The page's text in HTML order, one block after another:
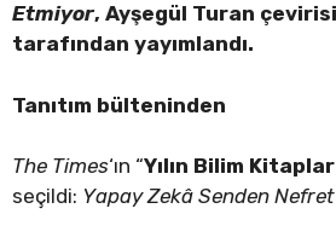
Etmiyor, Ayşegül Turan
tarafından yayımlandı.
Tanıtım bülteninden
The Times‘ın “Yılın Bilim
seçildi: Yapay Zekâ Senden